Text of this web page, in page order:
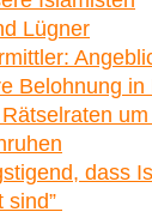
Lügner
Belohnung in
dass
sind”